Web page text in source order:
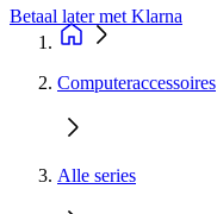
Betaal later met Klarna
Computeraccessoires
Alle series